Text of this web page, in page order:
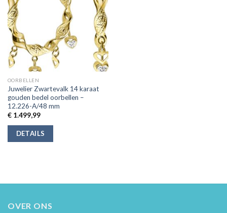
OORBELLEN
Juwelier Zwartevalk 14 karaat
gouden bedel oorbellen –
12.226-A/48 mm
€1.499,99
DETAILS
OVER ONS